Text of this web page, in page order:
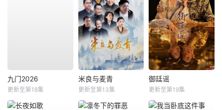
九门2026
更新至第18集
米良与麦青
更新至第13集
御廷谣
更新至第19集